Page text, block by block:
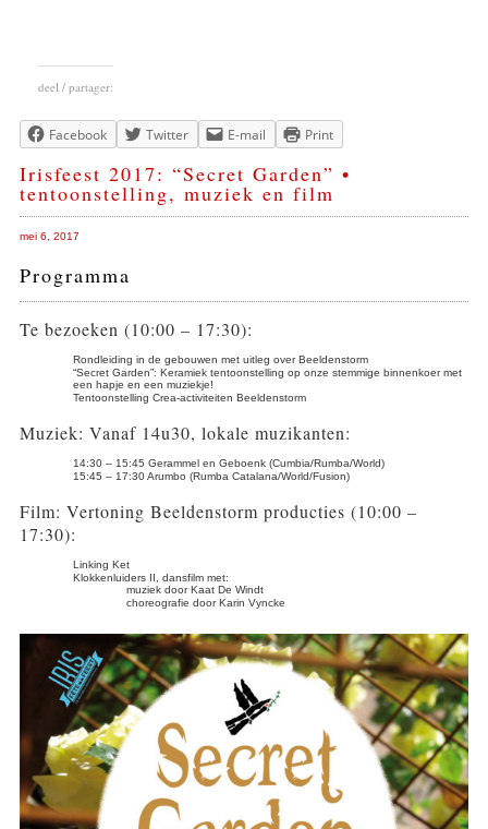
deel / partager:
Facebook Twitter E-mail Print
Irisfeest 2017: “Secret Garden” •
tentoonstelling, muziek en film
mei 6, 2017
Programma
Te bezoeken (10:00 – 17:30):
Rondleiding in de gebouwen met uitleg over Beeldenstorm
“Secret Garden”: Keramiek tentoonstelling op onze stemmige binnenkoer met
een hapje en een muziekje!
Tentoonstelling Crea-activiteiten Beeldenstorm
Muziek: Vanaf 14u30, lokale muzikanten:
14:30 – 15:45 Gerammel en Geboenk (Cumbia/Rumba/World)
15:45 – 17:30 Arumbo (Rumba Catalana/World/Fusion)
Film: Vertoning Beeldenstorm producties (10:00 –
17:30):
Linking Ket
Klokkenluiders II, dansfilm met:
muziek door Kaat De Windt
choreografie door Karin Vyncke